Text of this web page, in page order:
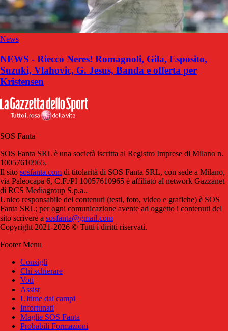
News
NEWS - Riecco Neres! Romagnoli, Gila, Esposito,
Suzuki, Vlahovic, G. Jesus, Banda e offerta per
Kristensen
SOS Fanta
SOS Fanta SRL è una società iscritta al Registro Imprese di Milano n.
10057610965.
Il sito sosfanta.com di titolarità di SOS Fanta SRL, con sede a Milano,
via Paleocapa 6, C.F./PI 10057610965 è affiliato al network Gazzanet
di RCS Mediagroup S.p.a..
Unico responsabile dei contenuti (testi, foto, video e grafiche) è SOS
Fanta SRL; per ogni comunicazione avente ad oggetto i contenuti del
sito scrivere a sosfanta@gmail.com
Copyright 2021-2026 © Tutti i diritti riservati.
Footer Menu
Consigli
Chi schierare
Voti
Assist
Ultime dai campi
Infortunati
Maglie SOS Fanta
Probabili Formazioni